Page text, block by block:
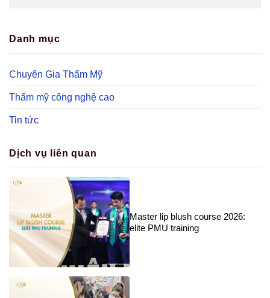
Danh mục
Chuyên Gia Thẩm Mỹ
Thẩm mỹ công nghệ cao
Tin tức
Dịch vụ liên quan
Master lip blush course 2026:
elite PMU training